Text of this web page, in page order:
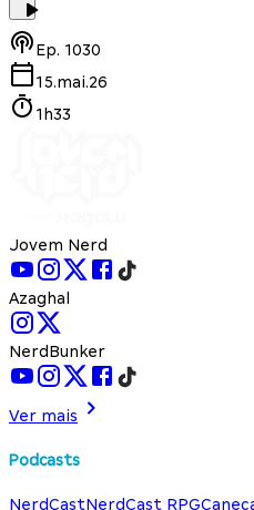
Ep. 1030
15.mai.26
1h33
Jovem Nerd
Azaghal
NerdBunker
Ver mais
Podcasts
NerdCastNerdCast RPG